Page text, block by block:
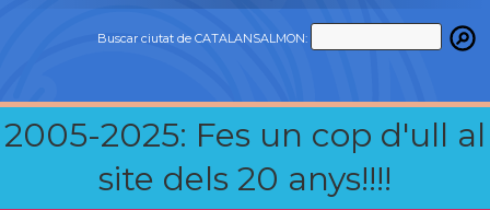
Buscar ciutat de CATALANSALMON:
2005-2025: Fes un cop d'ull al
site dels 20 anys!!!!